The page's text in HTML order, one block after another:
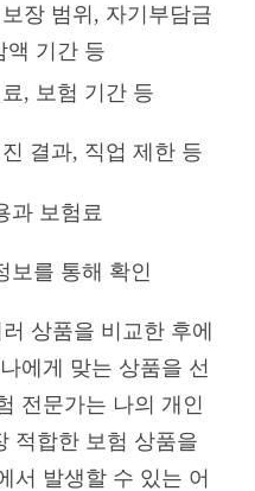
장 범위, 자기부담금
액 기간 등
, 보험 기간 등
결과, 직업 제한 등
과 보험료
보를 통해 확인
상품을 비교한 후에
에게 맞는 상품을 선
전문가는 나의 개인
적합한 보험 상품을
서 발생할 수 있는 어